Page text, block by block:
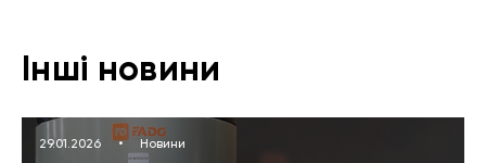
Інші новини
29.01.2026 • Новини